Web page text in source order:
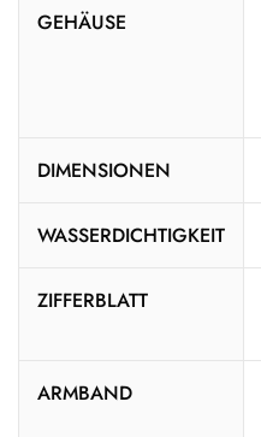
GEHÄUSE
DIMENSIONEN
WASSERDICHTIGKEIT
ZIFFERBLATT
ARMBAND